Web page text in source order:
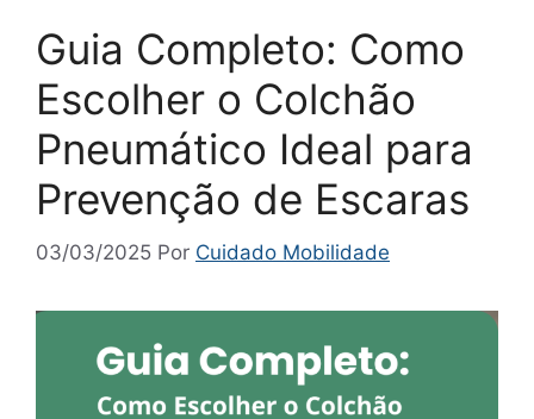
Guia Completo: Como
Escolher o Colchão
Pneumático Ideal para
Prevenção de Escaras
03/03/2025 Por Cuidado Mobilidade